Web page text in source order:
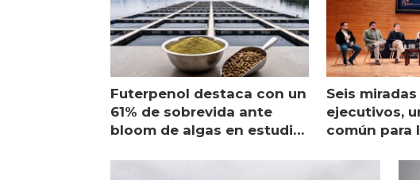
Futerpenol destaca con un
61% de sobrevida ante
bloom de algas en estudio
Seis
ejecutivos,
común para